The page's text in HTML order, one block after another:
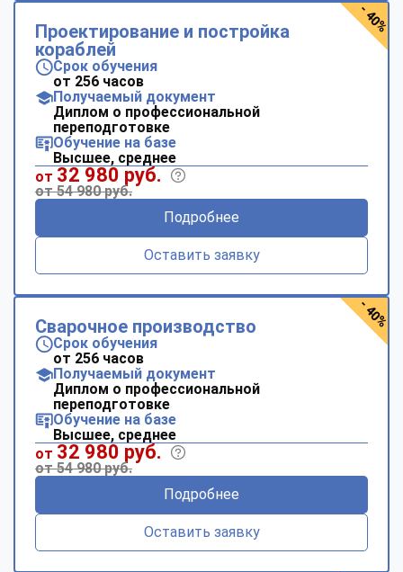
Проектирование и постройка
кораблей
Срок обучения
от 256 часов
Получаемый документ
Диплом о профессиональной
переподготовке
Обучение на базе
Высшее, среднее
от 32 980 руб.
от 54 980 руб.
Подробнее
Оставить заявку
- 40%
Сварочное производство
Срок обучения
от 256 часов
Получаемый документ
Диплом о профессиональной
переподготовке
Обучение на базе
Высшее, среднее
от 32 980 руб.
от 54 980 руб.
Подробнее
Оставить заявку
- 40%